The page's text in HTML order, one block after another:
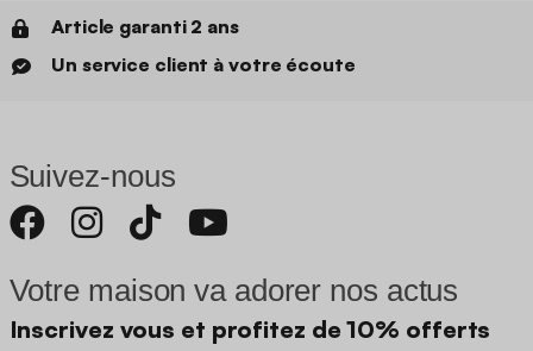
Article garanti 2 ans
Un service client à votre écoute
Suivez-nous
Votre maison va adorer nos actus
Inscrivez vous et profitez de 10% offerts